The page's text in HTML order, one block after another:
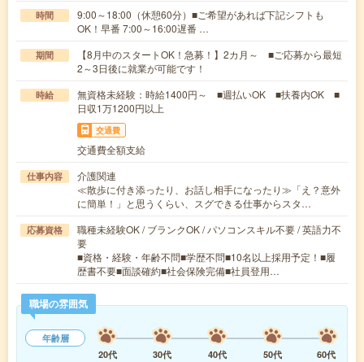
時間
9:00～18:00（休憩60分）■ご希望があれば下記シフトも
OK！早番 7:00～16:00遅番 …
期間
【8月中のスタートOK！急募！】2カ月～ ■ご応募から最短
2～3日後に就業が可能です！
時給
無資格未経験：時給1400円～ ■週払いOK ■扶養内OK ■
日収1万1200円以上
交通費
交通費全額支給
仕事内容
介護関連
≪散歩に付き添ったり、お話し相手になったり≫「え？意外
に簡単！」と思うくらい、スグできる仕事からスタ…
応募資格
職種未経験OK / ブランクOK / パソコンスキル不要 / 英語力不
要
■資格・経験・年齢不問■学歴不問■10名以上採用予定！■履
歴書不要■面談確約■社会保険完備■社員登用…
職場の雰囲気
年齢層
20代
30代 40代 50代
60代